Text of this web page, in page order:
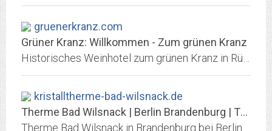
gruenerkranz.com
Grüner Kranz: Willkommen - Zum grünen Kranz
kristalltherme-bad-wilsnack.de
Therme Bad Wilsnack | Berlin Brandenburg | Thermenlandschaft | Sauna |...